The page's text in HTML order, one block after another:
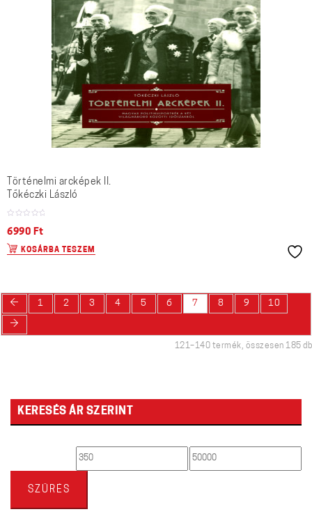
Történelmi arcképek II.
Tőkéczki László
6990 Ft
KOSÁRBA TESZEM
← 1 2 3 4 5 6 7 8 9 10
→
121–140 termék, összesen 185 db
KERESÉS ÁR SZERINT
Min Max
SZŰRÉS